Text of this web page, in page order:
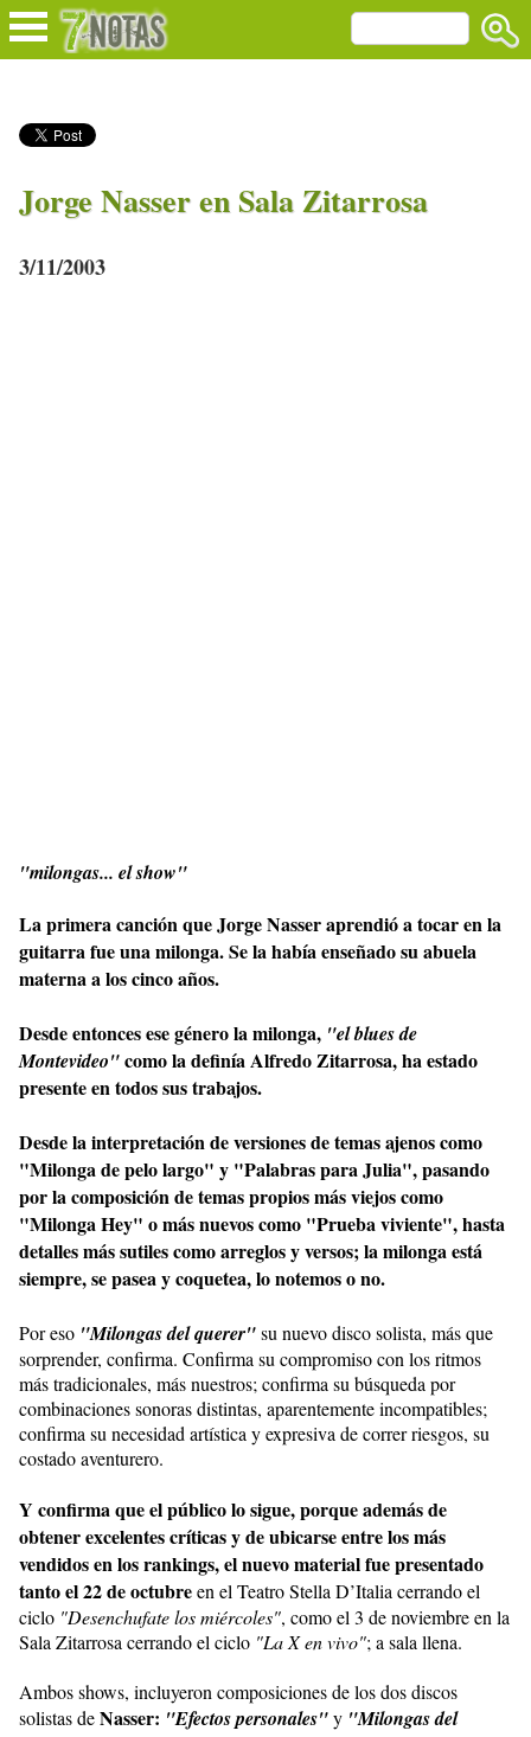
Jorge Nasser en Sala Zitarrosa
3/11/2003
"milongas... el show"
La primera canción que Jorge Nasser aprendió a tocar en la
guitarra fue una milonga. Se la había enseñado su abuela
materna a los cinco años.
Desde entonces ese género la milonga, "el blues de
Montevideo"como la definía Alfredo Zitarrosa, ha estado
presente en todos sus trabajos.
Desde la interpretación de versiones de temas ajenos como
"Milonga de pelo largo" y "Palabras para Julia", pasando
por la composición de temas propios más viejos como
"Milonga Hey" o más nuevos como "Prueba viviente", hasta
detalles más sutiles como arreglos y versos; la milonga está
siempre, se pasea y coquetea, lo notemos o no.
Por eso "Milongas del querer"su nuevo disco solista, más que
sorprender, confirma. Confirma su compromiso con los ritmos
más tradicionales, más nuestros; confirma su búsqueda por
combinaciones sonoras distintas, aparentemente incompatibles;
confirma su necesidad artística y expresiva de correr riesgos, su
costado aventurero.
Y confirma que el público lo sigue, porque además de
obtener excelentes críticas y de ubicarse entre los más
vendidos en los rankings, el nuevo material fue presentado
tanto el 22 de octubreen el Teatro Stella D’Italia cerrando el
ciclo "Desenchufate los miércoles", como el 3 de noviembre en la
Sala Zitarrosa cerrando el ciclo "La X en vivo"; a sala llena.
Ambos shows, incluyeron composiciones de los dos discos
solistas deNasser: "Efectos personales"y "Milongas del